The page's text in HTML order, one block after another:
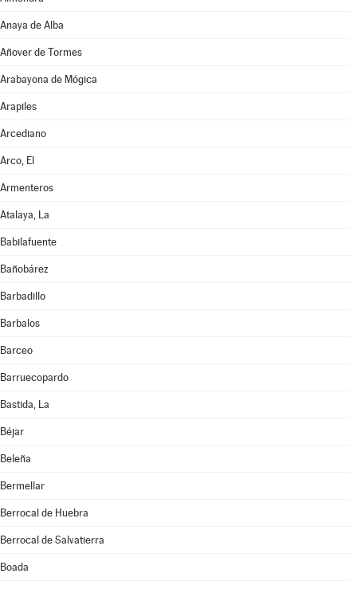
Anaya de Alba
Añover de Tormes
Arabayona de Mógica
Arapiles
Arcediano
Arco, El
Armenteros
Atalaya, La
Babilafuente
Bañobárez
Barbadillo
Barbalos
Barceo
Barruecopardo
Bastida, La
Béjar
Beleña
Bermellar
Berrocal de Huebra
Berrocal de Salvatierra
Boada